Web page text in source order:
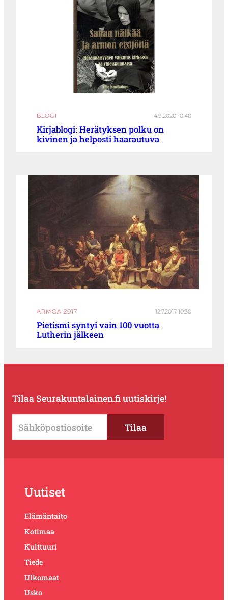
BLOGI 4.9.2020 10:40
Kirjablogi: Herätyksen polku on
kivinen ja helposti haarautuva
ARMOA 2017 12.7.2017 10:30
Pietismi syntyi vain 100 vuotta
Lutherin jälkeen
Tilaa Seurakuntalainen.fi uutiskirje!
Uutiset
Elämäntaito
Kotimaa
Kulttuuri
Tiede
Ulkomaat
Usko